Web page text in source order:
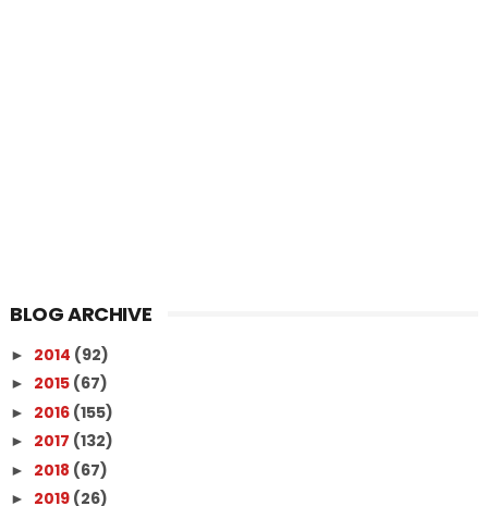
BLOG ARCHIVE
► 2014 (92)
► 2015 (67)
► 2016 (155)
► 2017 (132)
► 2018 (67)
► 2019 (26)